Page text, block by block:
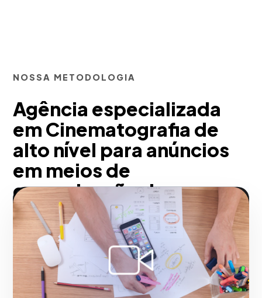
NOSSA METODOLOGIA
Agência especializada
em Cinematografia de
alto nível para anúncios
em meios de
comunicação de massa
para Salvador
Para o mercado local, garantimos a
transferência de prestígio para a sua
empresa em Salvador. Um comercial de